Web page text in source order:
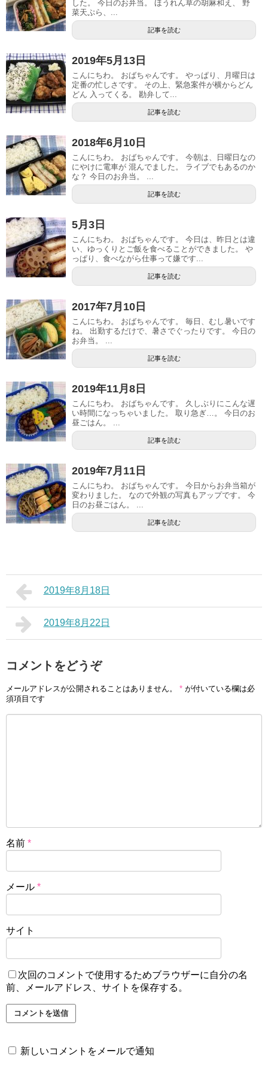
した。 今日のお弁当。 ほうれん草の胡麻和え、 野
菜天ぷら、...
記事を読む
2019年5月13日
こんにちわ。 おばちゃんです。 やっぱり、月曜日は
定番の忙しさです。 その上、緊急案件が横からどん
どん 入ってくる。 勘弁して...
記事を読む
2018年6月10日
こんにちわ。 おばちゃんです。 今朝は、日曜日なの
にやけに電車が 混んでました。 ライブでもあるのか
な？ 今日のお弁当。 ...
記事を読む
5月3日
こんにちわ。 おばちゃんです。 今日は、昨日とは違
い、ゆっくりとご飯を食べることができました。 や
っぱり、食べながら仕事って嫌です...
記事を読む
2017年7月10日
こんにちわ。 おばちゃんです。 毎日、むし暑いです
ね。 出勤するだけで、暑さでぐったりです。 今日の
お弁当。 ...
記事を読む
2019年11月8日
こんにちわ。 おばちゃんです。 久しぶりにこんな遅
い時間になっちゃいました。 取り急ぎ…。 今日のお
昼ごはん。 ...
記事を読む
2019年7月11日
こんにちわ。 おばちゃんです。 今日からお弁当箱が
変わりました。 なので外観の写真もアップです。 今
日のお昼ごはん。 ...
記事を読む
2019年8月18日
2019年8月22日
コメントをどうぞ
メールアドレスが公開されることはありません。 * が付いている欄は必
須項目です
名前 *
メール *
サイト
次回のコメントで使用するためブラウザーに自分の名
前、メールアドレス、サイトを保存する。
新しいコメントをメールで通知